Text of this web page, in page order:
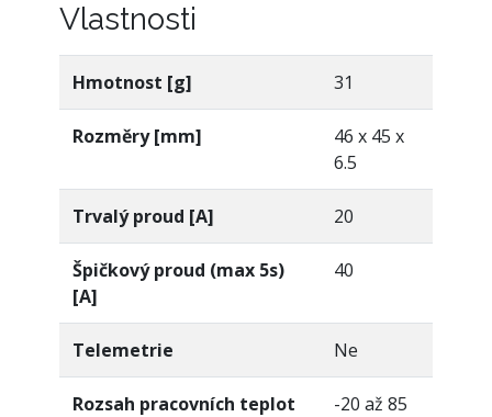
Vlastnosti
Hmotnost [g] 31
Rozměry [mm]
46 x 45 x
6.5
Trvalý proud [A] 20
Špičkový proud (max 5s)
[A]
40
Telemetrie Ne
Rozsah pracovních teplot
-20 až 85